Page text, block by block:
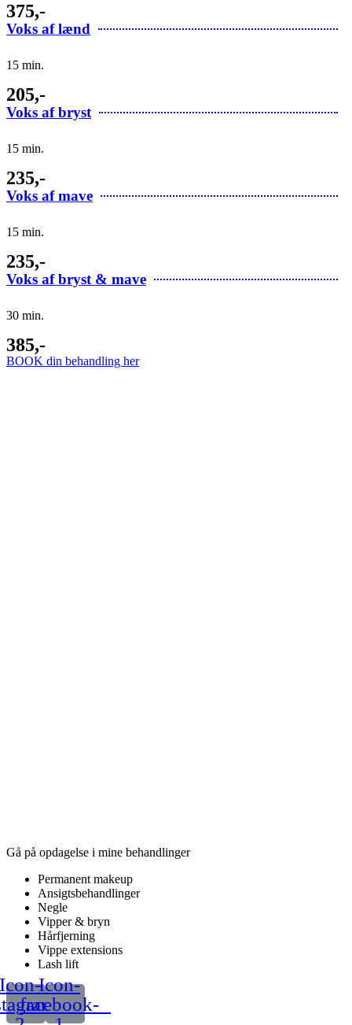
375,-
Voks af lænd
15 min.
205,-
Voks af bryst
15 min.
235,-
Voks af mave
15 min.
235,-
Voks af bryst & mave
30 min.
385,-
BOOK din behandling her
Gå på opdagelse i mine behandlinger
Permanent makeup
Ansigtsbehandlinger
Negle
Vipper & bryn
Hårfjerning
Vippe extensions
Lash lift
Icon-Icon-
facebook-